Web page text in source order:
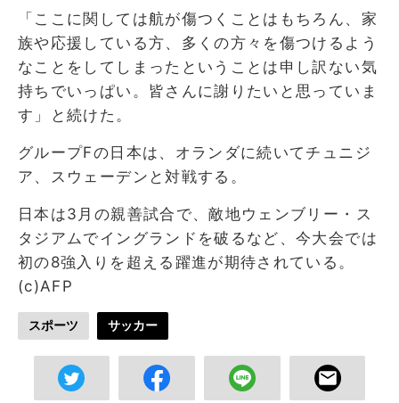
「ここに関しては航が傷つくことはもちろん、家
族や応援している方、多くの方々を傷つけるよう
なことをしてしまったということは申し訳ない気
持ちでいっぱい。皆さんに謝りたいと思っていま
す」と続けた。
グループFの日本は、オランダに続いてチュニジ
ア、スウェーデンと対戦する。
日本は3月の親善試合で、敵地ウェンブリー・ス
タジアムでイングランドを破るなど、今大会では
初の8強入りを超える躍進が期待されている。
(c)AFP
スポーツ サッカー